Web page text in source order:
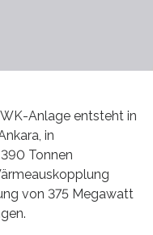
Anlage entsteht in
in
Tonnen
von 375 Megawatt